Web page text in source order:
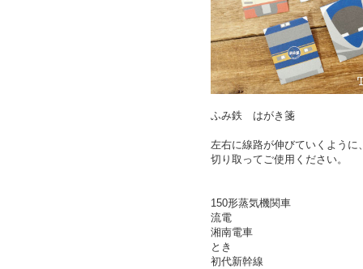
ふみ鉄 はがき箋
左右に線路が伸びていくよう
切り取ってご使用ください。
150形蒸気機関車
流電
湘南電車
とき
初代新幹線